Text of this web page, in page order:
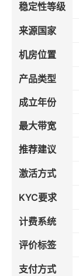
稳定性等级
来源国家
机房位置
产品类型
成立年份
最大带宽
推荐建议
激活方式
KYC要求
计费系统
评价标签
支付方式